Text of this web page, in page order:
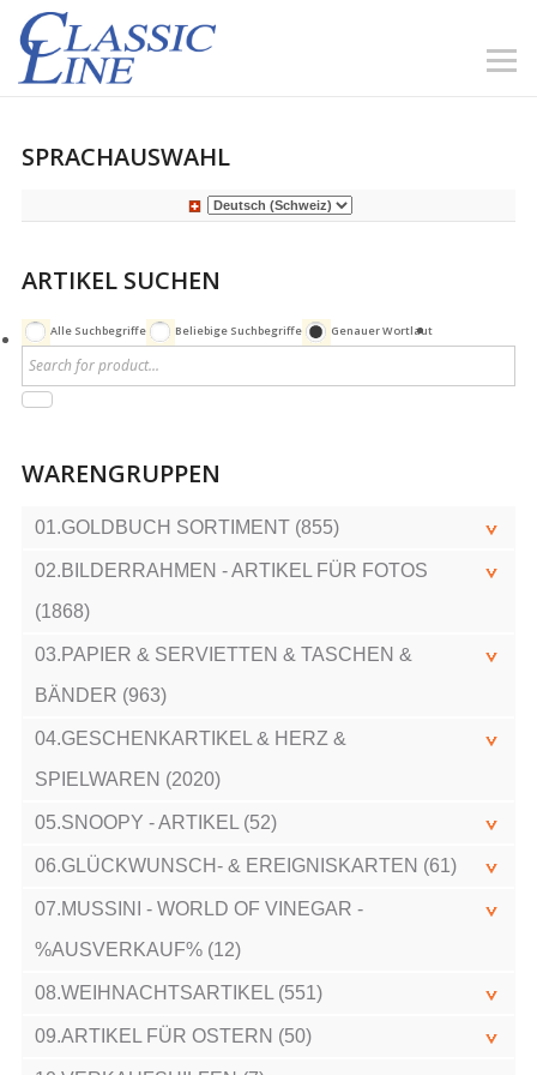
SPRACHAUSWAHL
ARTIKEL SUCHEN
Alle Suchbegriffe Beliebige Suchbegriffe Genauer Wortlaut
WARENGRUPPEN
01.GOLDBUCH SORTIMENT (855)
02.BILDERRAHMEN - ARTIKEL FÜR FOTOS
(1868)
03.PAPIER & SERVIETTEN & TASCHEN &
BÄNDER (963)
04.GESCHENKARTIKEL & HERZ &
SPIELWAREN (2020)
05.SNOOPY - ARTIKEL (52)
06.GLÜCKWUNSCH- & EREIGNISKARTEN (61)
07.MUSSINI - WORLD OF VINEGAR -
%AUSVERKAUF% (12)
08.WEIHNACHTSARTIKEL (551)
09.ARTIKEL FÜR OSTERN (50)